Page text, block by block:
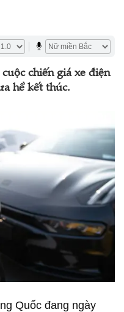
chiến giá xe điện
hề kết thúc.
Quốc đang ngày